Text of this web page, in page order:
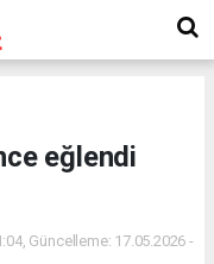
eğlendi
Güncelleme: 17.05.2026 -